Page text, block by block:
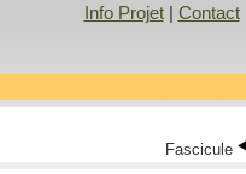
Info Projet| Contact|
Fascicule